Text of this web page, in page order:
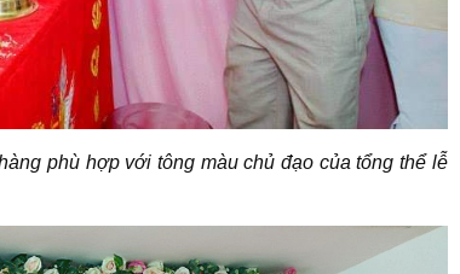
phù hợp với tông màu chủ đạo của tổng thể lễ